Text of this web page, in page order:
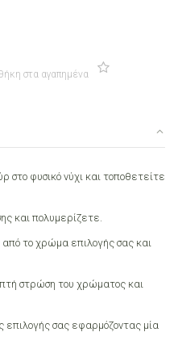
στα αγαπημένα
στο φυσικό νύχι και τοποθετείτε
και πολυμερίζετε.
το χρώμα επιλογής σας και
στρώση του χρώματος και
σας εφαρμόζοντας μία